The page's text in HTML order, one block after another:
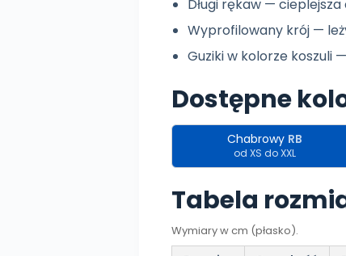
Długi rękaw — cieplejsza
Wyprofilowany krój —
Guziki w kolorze koszuli
Dostępne
Chabrowy RB
od XS do XXL
Tabela
Wymiary w cm (płasko).